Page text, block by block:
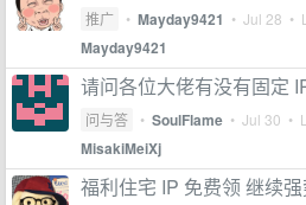
推广 • Mayday9421 • Jul 28 •
Mayday9421
请问各位大佬有没有固定
问与答 • SoulFlame • Jul 30 •
MisakiMeiXj
福利住宅 IP 免费领 继续